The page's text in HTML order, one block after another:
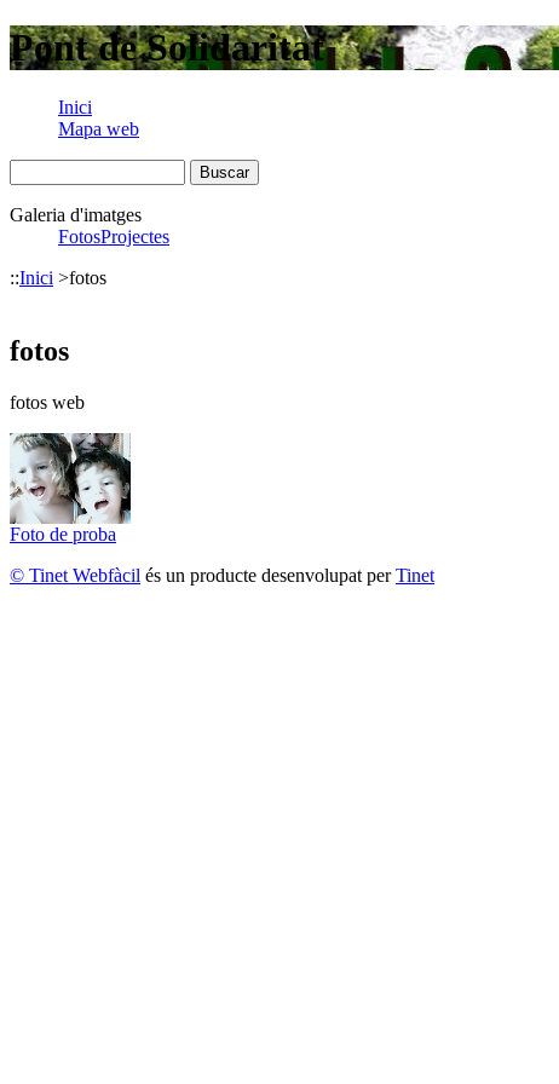
Pont de Solidaritat
Inici
Mapa web
Galeria d'imatges
FotosProjectes
::Inici >fotos
fotos
fotos web
Foto de proba
© Tinet Webfàcil és un producte desenvolupat perTinet